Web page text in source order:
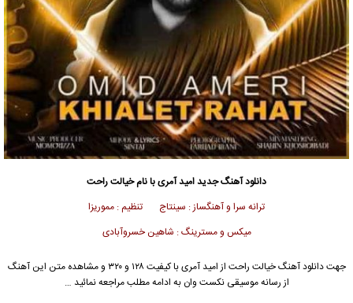
دانلود آهنگ جدیدامید آمریبا نام خیالت راحت
ترانه سرا و آهنگساز : سینتاج تنظیم : مموریزا
میکس و مسترینگ : شاهین خسروآبادی
جهت دانلود آهنگ خیالت راحت از امید آمری
با کیفیت ۱۲۸ و ۳۲۰ و مشاهده متن این آهنگ
از رسانه موسیقی نکست وان به ادامه مطلب مراجعه نمائید …